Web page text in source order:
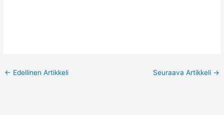
← Edellinen Artikkeli Seuraava Artikkeli →